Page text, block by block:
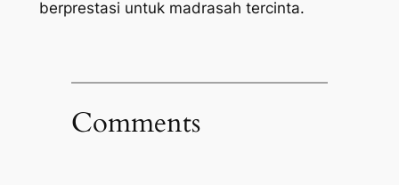
berprestasi untuk madrasah tercinta.
Comments